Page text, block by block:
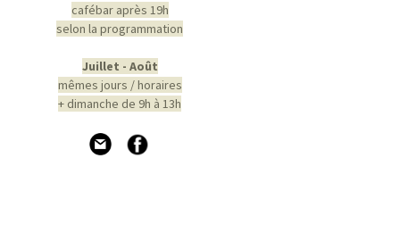
cafébar après 19h
selon la programmation
Juillet - Août
mêmes jours / horaires
+ dimanche de 9h à 13h